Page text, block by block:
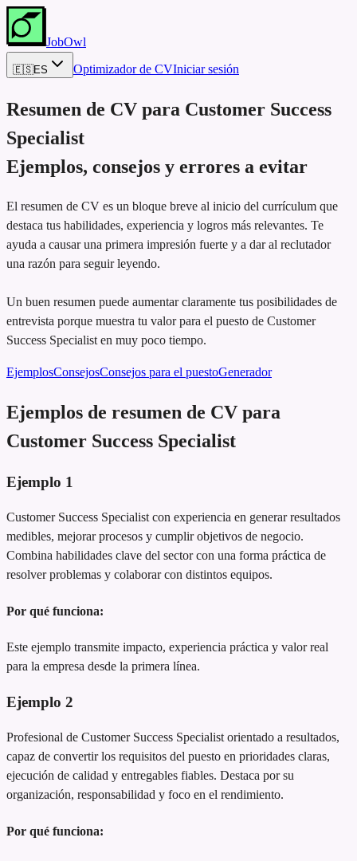
JobOwl
🇪🇸ES Optimizador de CVIniciar sesión
Resumen de CV para Customer Success
Specialist
Ejemplos, consejos y errores a evitar
El resumen de CV es un bloque breve al inicio del currículum que
destaca tus habilidades, experiencia y logros más relevantes. Te
ayuda a causar una primera impresión fuerte y a dar al reclutador
una razón para seguir leyendo.
Un buen resumen puede aumentar claramente tus posibilidades de
entrevista porque muestra tu valor para el puesto de Customer
Success Specialist en muy poco tiempo.
EjemplosConsejosConsejos para el puestoGenerador
Ejemplos de resumen de CV para
Customer Success Specialist
Ejemplo 1
Customer Success Specialist con experiencia en generar resultados
medibles, mejorar procesos y cumplir objetivos de negocio.
Combina habilidades clave del sector con una forma práctica de
resolver problemas y colaborar con distintos equipos.
Por qué funciona:
Este ejemplo transmite impacto, experiencia práctica y valor real
para la empresa desde la primera línea.
Ejemplo 2
Profesional de Customer Success Specialist orientado a resultados,
capaz de convertir los requisitos del puesto en prioridades claras,
ejecución de calidad y entregables fiables. Destaca por su
organización, responsabilidad y foco en el rendimiento.
Por qué funciona: